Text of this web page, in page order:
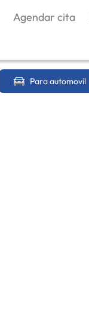
Agendar cita
Para automovil